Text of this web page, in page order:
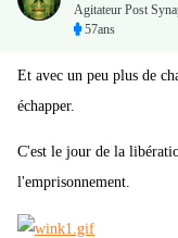
Agitateur Post
57ans
Et avec un peu plus de
échapper.
C'est le jour de la
l'emprisonnement.